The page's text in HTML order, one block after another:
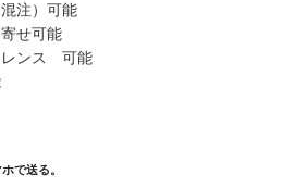
注）可能
せ可能
レンス 可能
で送る。